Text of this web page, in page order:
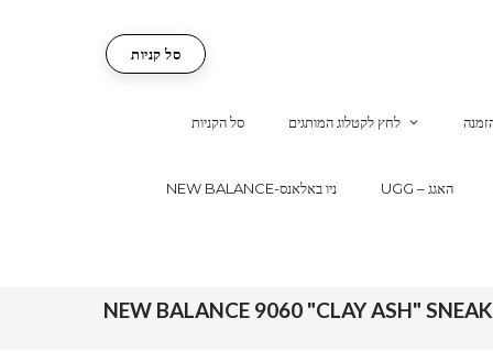
סל הקניות לחץ לקטלוג המותגים
NEW BALANCE-ניו באלאנס UGG – האגג
סל קניות